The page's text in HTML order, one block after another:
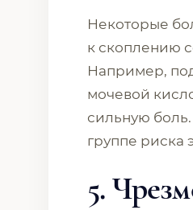
Некоторые
к скоплению
Например,
мочевой
сильную
группе риска
5.